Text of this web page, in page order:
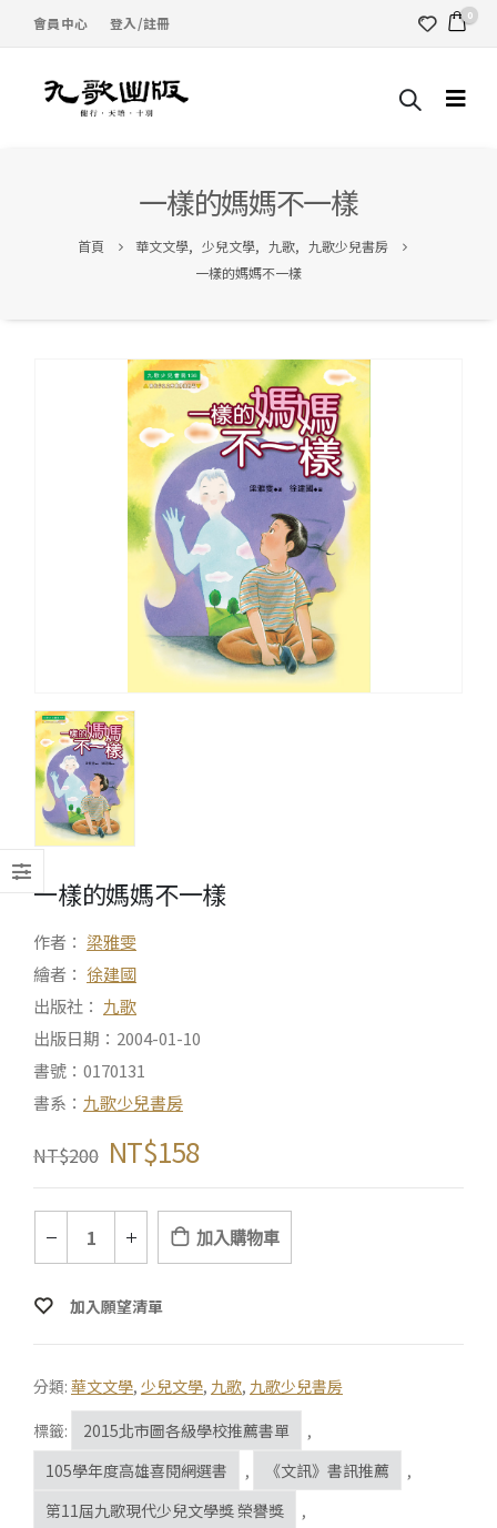
會員中心 登入/註冊 0
一樣的媽媽不一樣
首頁 華文文學, 少兒文學, 九歌, 九歌少兒書房
一樣的媽媽不一樣
一樣的媽媽不一樣
作者： 梁雅雯
繪者： 徐建國
出版社： 九歌
出版日期：2004-01-10
書號：0170131
書系： 九歌少兒書房
NT$200 NT$158
加入購物車
加入願望清單
分類: 華文文學, 少兒文學, 九歌, 九歌少兒書房
標籤:
2015北市圖各級學校推薦書單
,
105學年度高雄喜閱網選書
, 《文訊》書訊推薦
,
第11屆九歌現代少兒文學獎 榮譽獎
,